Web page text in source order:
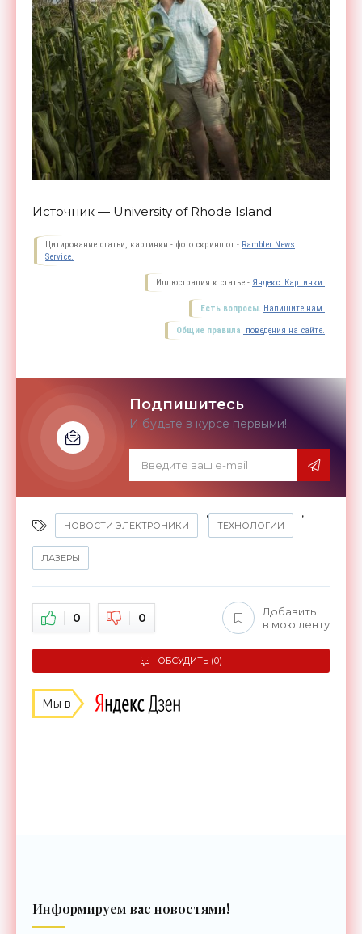
Источник — University of Rhode Island
Цитирование статьи, картинки - фото скриншот - Rambler News
Service.
Иллюстрация к статье - Яндекс. Картинки.
Есть вопросы. Напишите нам.
Общие правила поведения на сайте.
Подпишитесь
И будьте в курсе первыми!
НОВОСТИ ЭЛЕКТРОНИКИ
,
ТЕХНОЛОГИИ
,
ЛАЗЕРЫ
0 0
Добавить
в мою ленту
ОБСУДИТЬ (0)
Мы в
Информируем вас новостями!